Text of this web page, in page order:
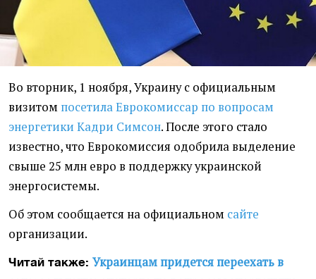
Во вторник, 1 ноября, Украину с официальным
визитом посетила Еврокомиссар по вопросам
энергетики Кадри Симсон. После этого стало
известно, что Еврокомиссия одобрила выделение
свыше 25 млн евро в поддержку украинской
энергосистемы.
Об этом сообщается на официальном сайте
организации.
Читай также: Украинцам придется переехать в